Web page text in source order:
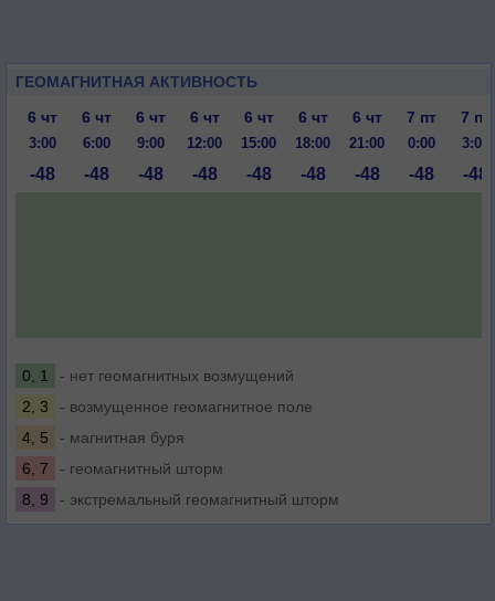
ГЕОМАГНИТНАЯ АКТИВНОСТЬ
6 чт
6 чт 6 чт 6 чт 6 чт 6 чт 6 чт 7 пт 7 пт
3:00 6:00 9:00 12:00 15:00 18:00 21:00 0:00 3:00
-48 -48 -48 -48 -48 -48 -48 -48 -48
0, 1
- нет геомагнитных возмущений
2, 3
- возмущенное геомагнитное поле
4, 5
- магнитная буря
6, 7
- геомагнитный шторм
8, 9
- экстремальный геомагнитный шторм